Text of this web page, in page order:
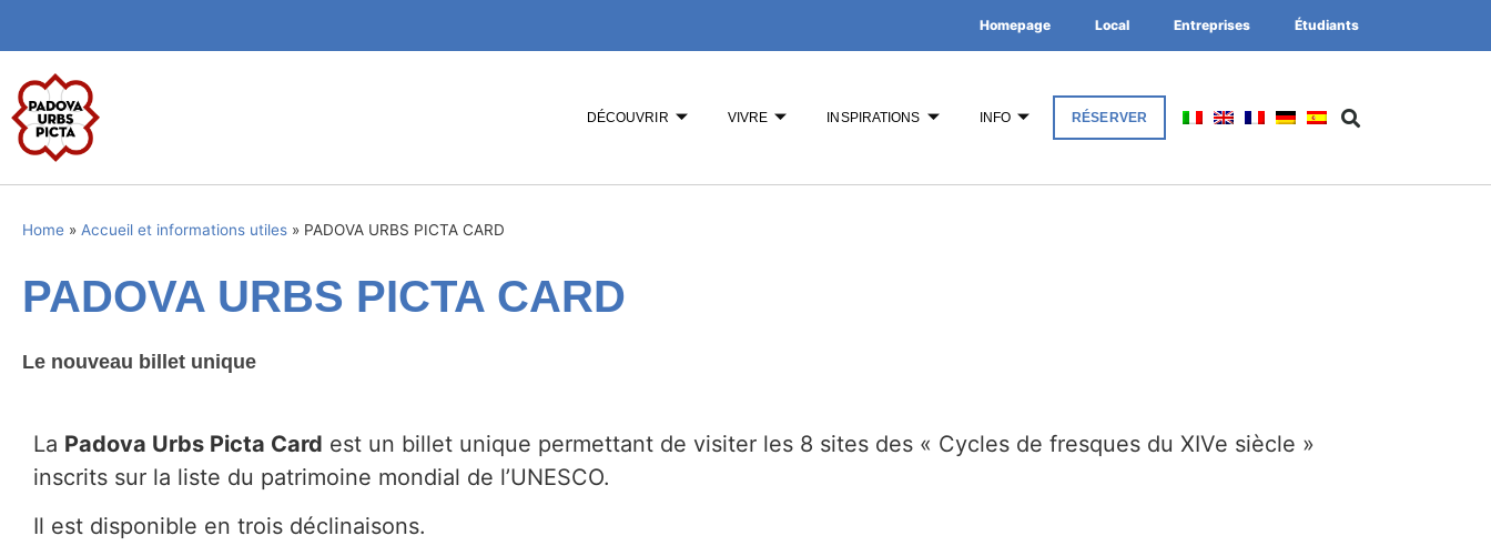
Homepage Local Entreprises Étudiants
DÉCOUVRIR VIVRE INSPIRATIONS INFO RÉSERVER
Home » Accueil et informations utiles » PADOVA URBS PICTA CARD
PADOVA URBS PICTA CARD
Le nouveau billet unique
La Padova Urbs Picta Card est un billet unique permettant de visiter les 8 sites des « Cycles de fresques du XIVe siècle »
inscrits sur la liste du patrimoine mondial de l’UNESCO.
Il est disponible en trois déclinaisons.